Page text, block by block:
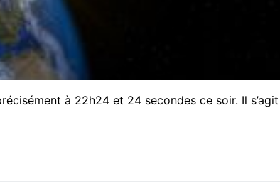
à 22h24 et 24 secondes ce soir. Il